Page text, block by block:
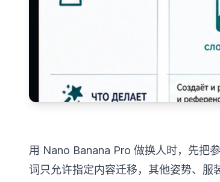
用 Nano Banana Pro 做换人时，先把
词只允许指定内容迁移，其他姿势、服